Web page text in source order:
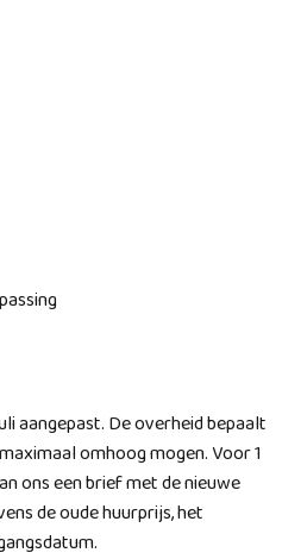
aangepast. De overheid bepaalt
omhoog mogen. Voor 1
ons een brief met de nieuwe
de oude huurprijs, het